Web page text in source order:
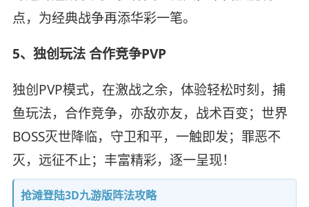
点，为经典战争再添华彩一笔。
5、独创玩法 合作竞争PVP
独创PVP模式，在激战之余，体验轻松时刻，捕
鱼玩法，合作竞争，亦敌亦友，战术百变；世界
BOSS灭世降临，守卫和平，一触即发；罪恶不
灭，远征不止；丰富精彩，逐一呈现！
抢滩登陆3D九游版阵法攻略